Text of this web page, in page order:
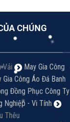
CHÚNG
Vải
May Gia Công
Gia Công Áo Đá Banh
Đồng Phục Công Ty
Nghiệp - Vi Tính
Thêu